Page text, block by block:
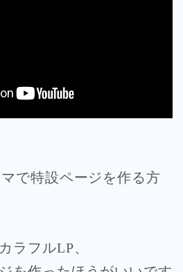
で特設ページを作る方
ラフルLP、